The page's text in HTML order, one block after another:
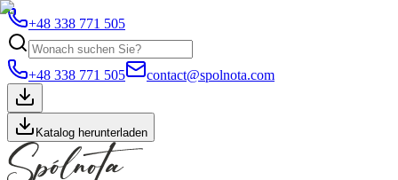
+48 338 771 505
+48 338 771 505 contact@spolnota.com
Katalog herunterladen